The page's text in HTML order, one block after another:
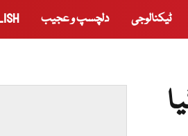
ٹیکنالوجی دلچسپ و عجیب